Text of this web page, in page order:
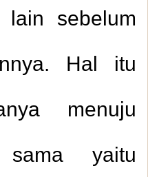
sebelum
Hal itu
menuju
yaitu